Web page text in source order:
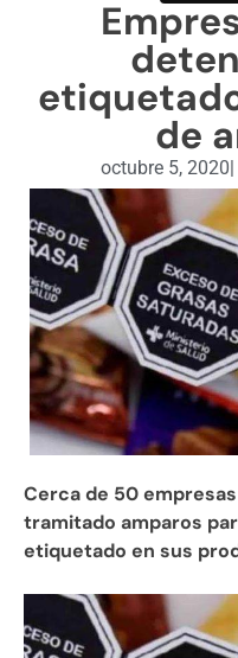
de
octubre 5, 2020|
Cerca de 50
tramitado amparos
etiquetado en sus